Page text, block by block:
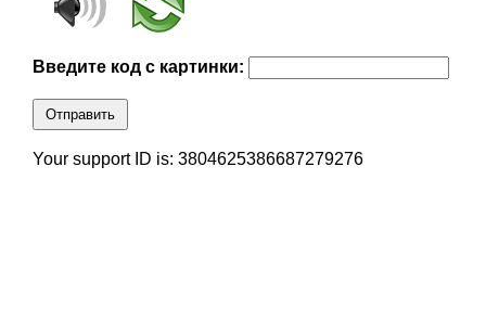
Введите код с картинки:
Отправить
Your support ID is: 3804625386687279276